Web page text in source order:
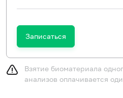
Записаться
Взятие биоматериала
анализов оплачивается